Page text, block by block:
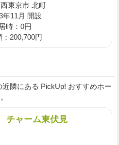
東京市 北町
年11月 開設
時：0円
200,700円
隣にある PickUp! おすすめホー
チャーム東伏見